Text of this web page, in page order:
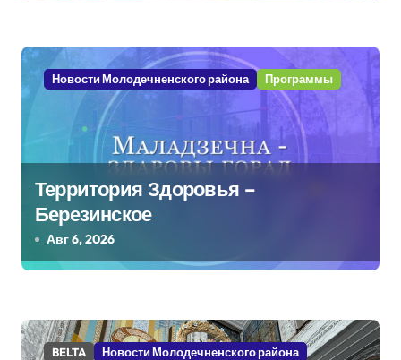
а
п
с
я
м
Новости Молодечненского района Программы
Территория Здоровья –
Березинское
Авг 6, 2026
BELTA Новости Молодечненского района